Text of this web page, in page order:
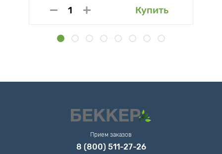
Купить
Прием заказов
8 (800) 511-27-26